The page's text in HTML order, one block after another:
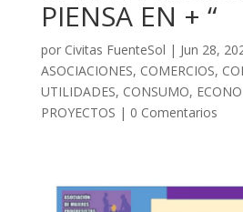
PIENSA EN + “
por Civitas FuenteSol | Jun 28,
ASOCIACIONES, COMERCIOS,
UTILIDADES, CONSUMO,
PROYECTOS | 0 Comentarios